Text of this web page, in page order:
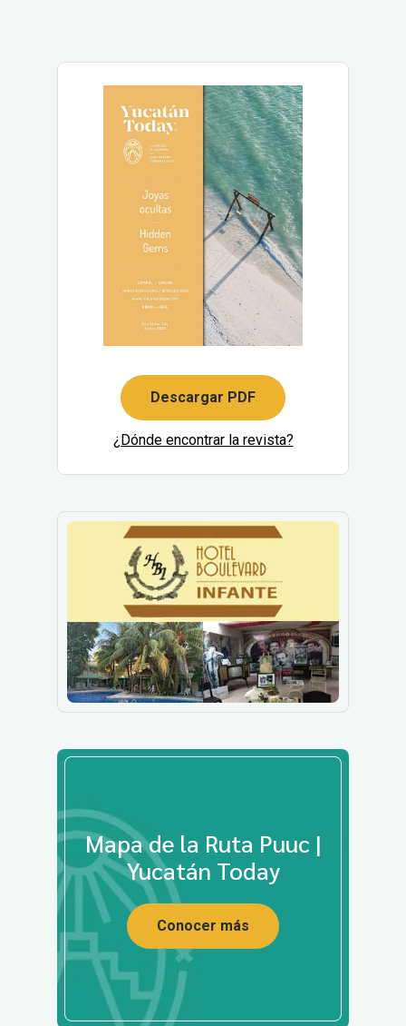
Descargar PDF
¿Dónde encontrar la revista?
Mapa de la Ruta Puuc |
Yucatán Today
Conocer más